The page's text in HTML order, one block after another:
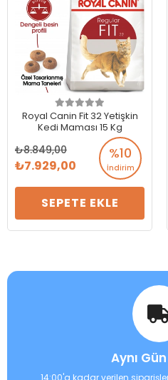
Royal Canin Fit 32 Yetişkin
Kedi Maması 15 Kg
%10
İndirim
8.849,00
7.929,00
SEPETE EKLE
Aynı